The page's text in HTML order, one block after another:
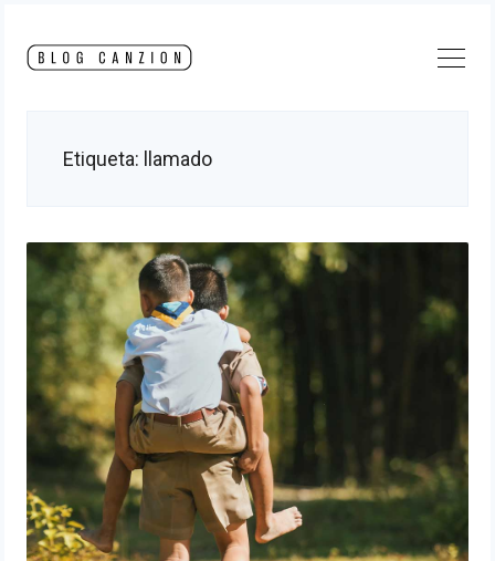
content
Etiqueta: llamado